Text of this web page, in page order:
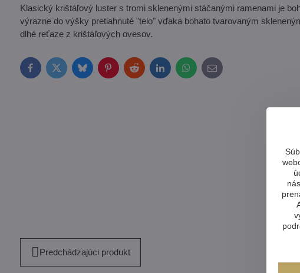
Klasický krištáľový luster s tromi sklenenými stáčanými ramenami je
výrazne do výšky pretiahnuté "telo" vďaka bohato tvarovaným
dlhé reťaze z krištáľových ovesov.
FacebookTwitterBlueskyPinterestRedditLinkedInWhatsApp
E-
mail
Predchádzajúci produkt